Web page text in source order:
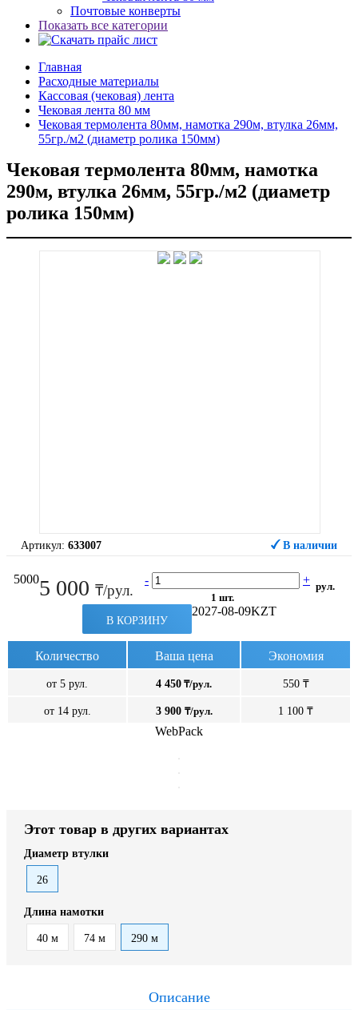
Почтовые конверты
Показать все категории
Главная
Расходные материалы
Кассовая (чековая) лента
Чековая лента 80 мм
Чековая термолента 80мм, намотка 290м, втулка 26мм,
55гр./м2 (диаметр ролика 150мм)
Чековая термолента 80мм, намотка
290м, втулка 26мм, 55гр./м2 (диаметр
ролика 150мм)
Артикул: 633007 В наличии
50005 000 ₸/рул.
- +
1 шт.
рул.
В КОРЗИНУ
2027-08-09KZT
Количество Ваша цена Экономия
от 5 рул. 4 450 ₸/рул. 550 ₸
от 14 рул. 3 900 ₸/рул. 1 100 ₸
WebPack
Этот товар в других вариантах
Диаметр втулки
26
Длина намотки
40 м 74 м 290 м
Описание